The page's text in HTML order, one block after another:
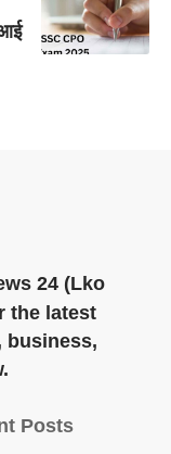
24 (Lko
the latest
business,
Posts